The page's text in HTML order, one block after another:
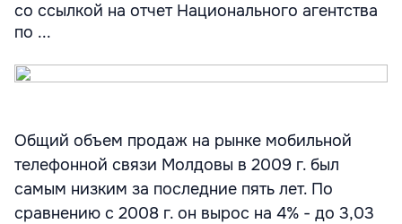
со ссылкой на отчет Национального агентства
по ...
Общий объем продаж на рынке мобильной
телефонной связи Молдовы в 2009 г. был
самым низким за последние пять лет. По
сравнению с 2008 г. он вырос на 4% - до 3,03